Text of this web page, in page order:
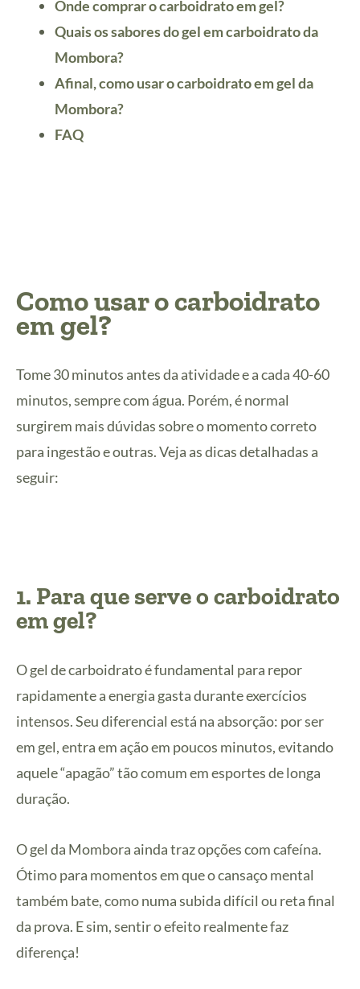
Onde comprar o carboidrato em gel?
Quais os sabores do gel em carboidrato da
Mombora?
Afinal, como usar o carboidrato em gel da
Mombora?
FAQ
Como usar o carboidrato
em gel?
Tome 30 minutos antes da atividade e a cada 40-60
minutos, sempre com água. Porém, é normal
surgirem mais dúvidas sobre o momento correto
para ingestão e outras. Veja as dicas detalhadas a
seguir:
1. Para que serve o carboidrato
em gel?
O gel de carboidrato é fundamental para repor
rapidamente a energia gasta durante exercícios
intensos. Seu diferencial está na absorção: por ser
em gel, entra em ação em poucos minutos, evitando
aquele “apagão” tão comum em esportes de longa
duração.
O gel da Mombora ainda traz opções com cafeína.
Ótimo para momentos em que o cansaço mental
também bate, como numa subida difícil ou reta final
da prova. E sim, sentir o efeito realmente faz
diferença!